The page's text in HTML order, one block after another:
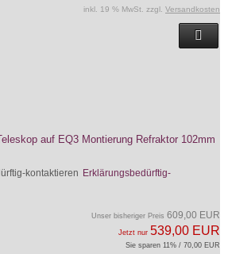
inkl. 19 % MwSt. zzgl. Versandkosten
auf EQ3 Montierung Refraktor 102mm
Erklärungsbedürftig-
Unser bisheriger Preis 609,00 EUR
Jetzt nur 539,00 EUR
Sie sparen 11% / 70,00 EUR